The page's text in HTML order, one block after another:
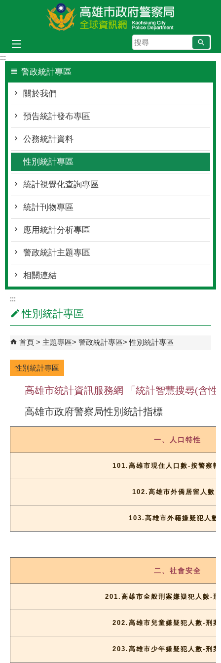
跳到主要內容區塊
搜
尋
:::
警政統計專區
關於我們
預告統計發布專區
公務統計資料
性別統計專區
統計視覺化查詢專區
統計刊物專區
應用統計分析專區
警政統計主題專區
相關連結
:::
性別統計專區
首頁 主題專區 警政統計專區 性別統計專區
性別統計專區
高雄市統計資訊服務網
「統計智慧搜尋(含
高雄市政府警察局性別統計指標
一、人口特性
101.高雄市現住人口數-按警察轄
102.高雄市外僑居留人數
103.高雄市外籍嫌疑犯人數
二、社會安全
201.高雄市全般刑案嫌疑犯人數-
202.高雄市兒童嫌疑犯人數-刑
203.高雄市少年嫌疑犯人數-刑